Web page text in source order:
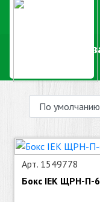
Каталог
Арт. 1549778
Бокс IEK ЩРН-П-